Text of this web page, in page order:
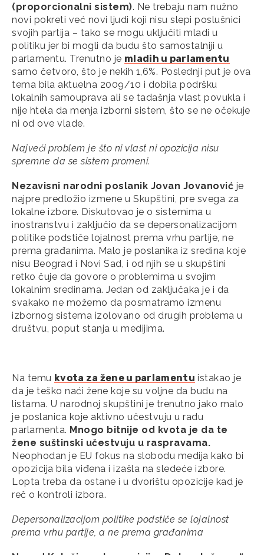
(proporcionalni sistem). Ne trebaju nam nužno
novi pokreti već novi ljudi koji nisu slepi poslušnici
svojih partija – tako se mogu uključiti mladi u
politiku jer bi mogli da budu što samostalniji u
parlamentu. Trenutno je mladih u parlamentu
samo četvoro, što je nekih 1,6%. Poslednji put je ova
tema bila aktuelna 2009/10 i dobila podršku
lokalnih samouprava ali se tadašnja vlast povukla i
nije htela da menja izborni sistem, što se ne očekuje
ni od ove vlade.
Najveći problem je što ni vlast ni opozicija nisu
spremne da se sistem promeni.
Nezavisni narodni poslanik Jovan Jovanović je
najpre predložio izmene u Skupštini, pre svega za
lokalne izbore. Diskutovao je o sistemima u
inostranstvu i zaključio da se depersonalizacijom
politike podstiče lojalnost prema vrhu partije, ne
prema građanima. Malo je poslanika iz sredina koje
nisu Beograd i Novi Sad, i od njih se u skupštini
retko čuje da govore o problemima u svojim
lokalnim sredinama. Jedan od zaključaka je i da
svakako ne možemo da posmatramo izmenu
izbornog sistema izolovano od drugih problema u
društvu, poput stanja u medijima.
Na temu kvota za žene u parlamentu istakao je
da je teško naći žene koje su voljne da budu na
listama. U narodnoj skupštini je trenutno jako malo
je poslanica koje aktivno učestvuju u radu
parlamenta. Mnogo bitnije od kvota je da te
žene suštinski učestvuju u raspravama.
Neophodan je EU fokus na slobodu medija kako bi
opozicija bila viđena i izašla na sledeće izbore.
Lopta treba da ostane i u dvorištu opozicije kad je
reč o kontroli izbora.
Depersonalizacijom politike podstiče se lojalnost
prema vrhu partije, a ne prema građanima